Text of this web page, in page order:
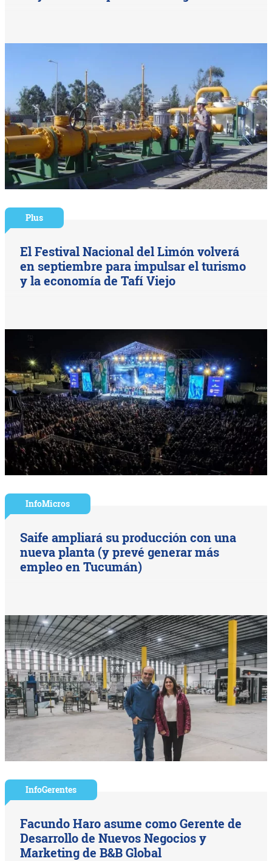
Plus
El Festival Nacional del Limón volverá
en septiembre para impulsar el turismo
y la economía de Tafí Viejo
InfoMicros
Saife ampliará su producción con una
nueva planta (y prevé generar más
empleo en Tucumán)
InfoGerentes
Facundo Haro asume como Gerente de
Desarrollo de Nuevos Negocios y
Marketing de B&B Global